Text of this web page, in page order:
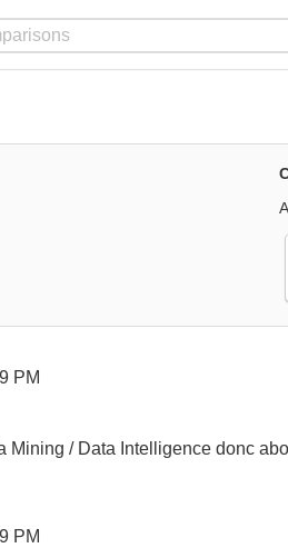
PM
Mining / Data Intelligence donc
PM